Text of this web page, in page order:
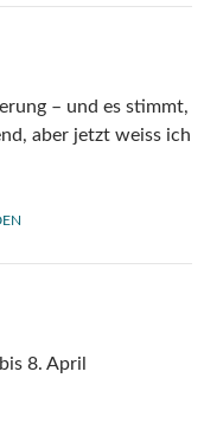
– und es stimmt,
aber jetzt weiss ich
8. April